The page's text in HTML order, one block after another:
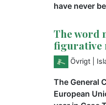
have never
The word
figurative
Övrigt |
The General
European